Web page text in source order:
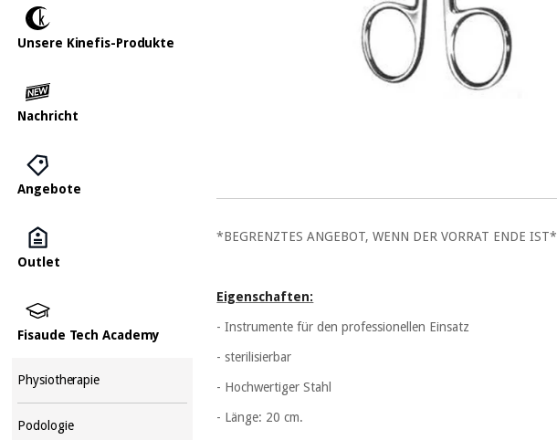
Unsere Kinefis-Produkte
Nachricht
Angebote
Outlet
Fisaude Tech Academy
Physiotherapie
Podologie
*BEGRENZTES ANGEBOT, WENN DER VORRAT ENDE IST*
Eigenschaften:
- Instrumente für den professionellen Einsatz
- sterilisierbar
- Hochwertiger Stahl
- Länge: 20 cm.